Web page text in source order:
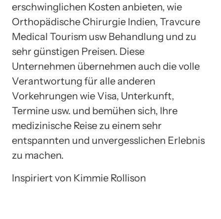
erschwinglichen Kosten anbieten, wie
Orthopädische Chirurgie Indien, Travcure
Medical Tourism usw Behandlung und zu
sehr günstigen Preisen. Diese
Unternehmen übernehmen auch die volle
Verantwortung für alle anderen
Vorkehrungen wie Visa, Unterkunft,
Termine usw. und bemühen sich, Ihre
medizinische Reise zu einem sehr
entspannten und unvergesslichen Erlebnis
zu machen.
Inspiriert von Kimmie Rollison